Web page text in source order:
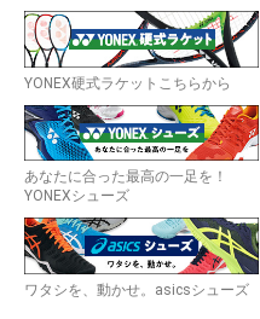
YONEX硬式ラケットこちらから
あなたに合った最高の一足を！
YONEXシューズ
ワタシを、動かせ。asicsシューズ